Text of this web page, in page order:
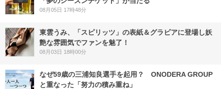
08月05日 17時48分
東雲うみ、「スピリッツ」の表紙＆グラビアに登場し妖
艶な雰囲気でファンを魅了！
08月03日 18時00分
なぜ59歳の三浦知良選手を起用？ ONODERA GROUP
と重なった「努力の積み重ね」